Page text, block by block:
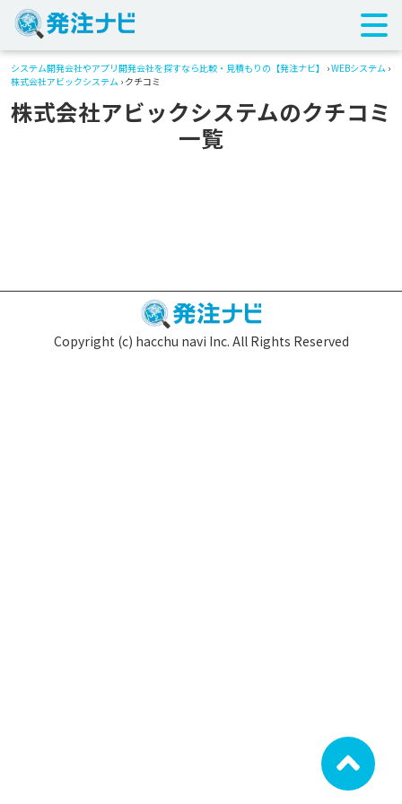
システム開発会社やアプリ開発会社を探すなら比較・見積もりの【発注ナビ】 ›WEBシステム ›
株式会社アビックシステム › クチコミ
株式会社アビックシステムのクチコミ
一覧
Copyright (c) hacchu navi Inc. All Rights Reserved